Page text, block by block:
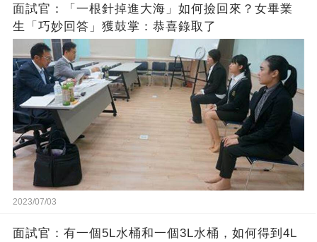
面試官：「一根針掉進大海」如何撿回來？女畢業
生「巧妙回答」獲鼓掌：恭喜錄取了
2023/07/03
面試官：有一個5L水桶和一個3L水桶，如何得到4L